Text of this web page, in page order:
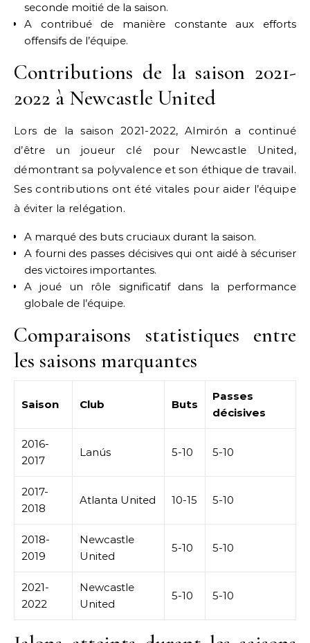
seconde moitié de la saison.
A contribué de manière constante aux efforts
offensifs de l’équipe.
Contributions de la saison 2021-
2022 à Newcastle United
Lors de la saison 2021-2022, Almirón a continué
d’être un joueur clé pour Newcastle United,
démontrant sa polyvalence et son éthique de travail.
Ses contributions ont été vitales pour aider l’équipe
à éviter la relégation.
A marqué des buts cruciaux durant la saison.
A fourni des passes décisives qui ont aidé à sécuriser
des victoires importantes.
A joué un rôle significatif dans la performance
globale de l’équipe.
Comparaisons statistiques entre
les saisons marquantes
Saison Club Buts
Passes
décisives
2016-
2017
Lanús 5-10 5-10
2017-
2018
Atlanta United 10-15 5-10
2018-
2019
Newcastle
United
5-10 5-10
2021-
2022
Newcastle
United
5-10 5-10